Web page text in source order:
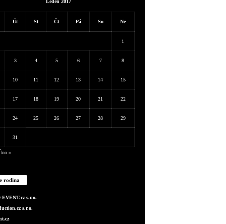
Leden 2017
Út St Čt Pá So Ne
1
3 4 5 6 7 8
10 11 12 13 14 15
17 18 19 20 21 22
24 25 26 27 28 29
31
»
rodina
EVENT.cz s.r.o.
s.r.o.